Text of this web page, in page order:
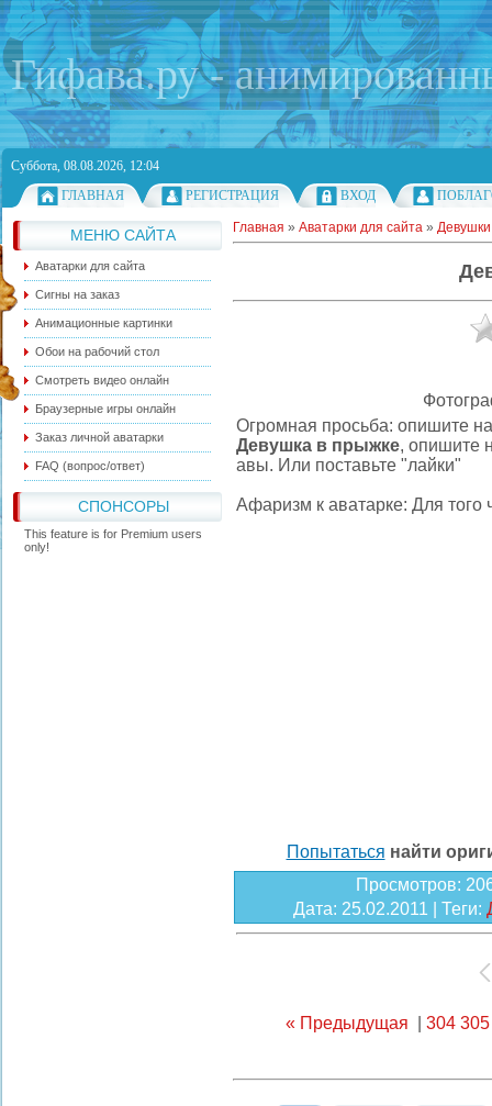
Гифава.ру -
Суббота, 08.08.2026, 12:04
ГЛАВНАЯ
РЕГИСТРАЦИЯ ВХОД
МЕНЮ САЙТА
Аватарки для сайта
Сигны на заказ
Анимационные картинки
Обои на рабочий стол
Смотреть видео онлайн
Браузерные игры онлайн
Заказ личной аватарки
FAQ (вопрос/ответ)
СПОНСОРЫ
This feature is for Premium users
only!
Главная » Аватарки для сайта »
Огромная просьба: опишите
Девушка в прыжке, опишите
авы. Или поставьте "лайки"
Афаризм к аватарке: Для
Попытаться найти
Просмотров:
Дата: 25.02.2011 | Теги:
« Предыдущая 304 305